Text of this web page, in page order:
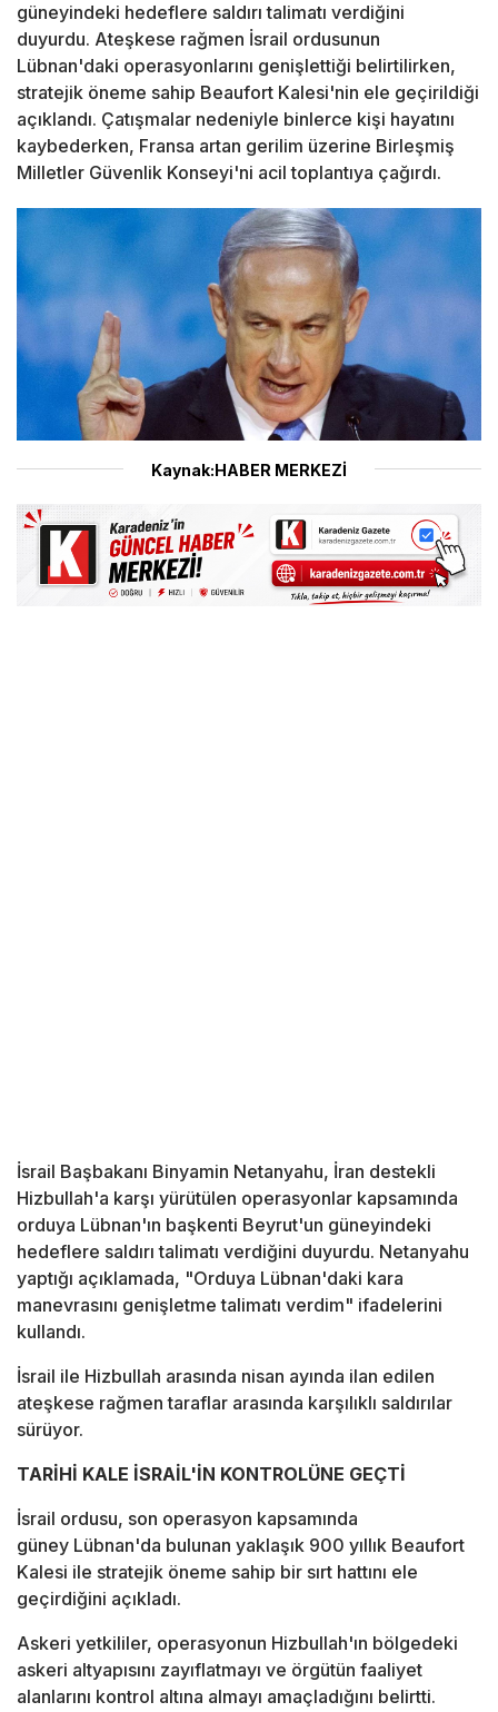
güneyindeki hedeflere saldırı talimatı verdiğini
duyurdu. Ateşkese rağmen İsrail ordusunun
Lübnan'daki operasyonlarını genişlettiği belirtilirken,
stratejik öneme sahip Beaufort Kalesi'nin ele geçirildiği
açıklandı. Çatışmalar nedeniyle binlerce kişi hayatını
kaybederken, Fransa artan gerilim üzerine Birleşmiş
Milletler Güvenlik Konseyi'ni acil toplantıya çağırdı.
Kaynak:HABER MERKEZİ
İsrail Başbakanı Binyamin Netanyahu, İran destekli
Hizbullah'a karşı yürütülen operasyonlar kapsamında
orduya Lübnan'ın başkenti Beyrut'un güneyindeki
hedeflere saldırı talimatı verdiğini duyurdu. Netanyahu
yaptığı açıklamada, "Orduya Lübnan'daki kara
manevrasını genişletme talimatı verdim" ifadelerini
kullandı.
İsrail ile Hizbullah arasında nisan ayında ilan edilen
ateşkese rağmen taraflar arasında karşılıklı saldırılar
sürüyor.
TARİHİ KALE İSRAİL'İN KONTROLÜNE GEÇTİ
İsrail ordusu, son operasyon kapsamında
güney Lübnan'da bulunan yaklaşık 900 yıllık Beaufort
Kalesi ile stratejik öneme sahip bir sırt hattını ele
geçirdiğini açıkladı.
Askeri yetkililer, operasyonun Hizbullah'ın bölgedeki
askeri altyapısını zayıflatmayı ve örgütün faaliyet
alanlarını kontrol altına almayı amaçladığını belirtti.